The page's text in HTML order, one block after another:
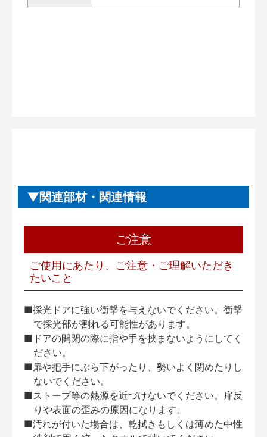
関連部材・関連情報
ご注意
ご使用にあたり、ご注意・ご理解いただき
たいこと
■採光ドアに強い衝撃を与えないでください。衝撃
で採光部が割れる可能性があります。
■ドアの開閉の際に指や手を挟まないようにしてく
ださい。
■扉や把手にぶら下がったり、勢いよく閉めたりし
ないでください。
■ストーブ等の熱源を近づけないでください。扉反
りや表面の歪みの原因になります。
■汚れが付いた場合は、乾拭きもしくは薄めた中性